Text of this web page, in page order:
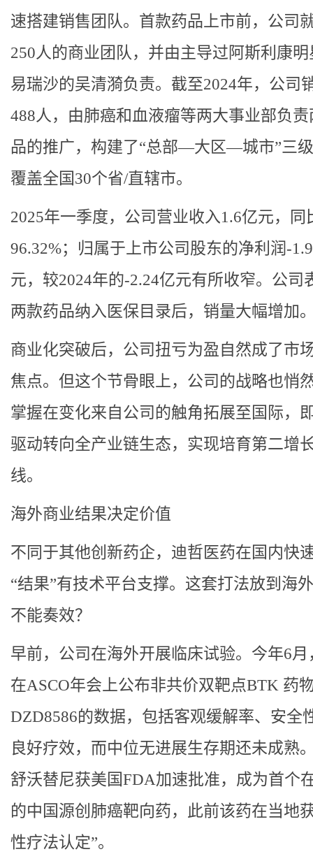
速搭建销售团队。首款药品上市前，公司
250人的商业团队，并由主导过阿斯利康
易瑞沙的吴清漪负责。截至2024年，公司
488人，由肺癌和血液瘤等两大事业部负
品的推广，构建了“总部—大区—城市”三
覆盖全国30个省/直辖市。
2025年一季度，公司营业收入1.6亿元，同
96.32%；归属于上市公司股东的净利润-
元，较2024年的-2.24亿元有所收窄。公司
两款药品纳入医保目录后，销量大幅增加
商业化突破后，公司扭亏为盈自然成了市
焦点。但这个节骨眼上，公司的战略也悄
掌握在变化来自公司的触角拓展至国际，
驱动转向全产业链生态，实现培育第二增
线。
海外商业结果决定价值
不同于其他创新药企，迪哲医药在国内快
“结果”有技术平台支撑。这套打法放到海
不能奏效？
早前，公司在海外开展临床试验。今年6月
在ASCO年会上公布非共价双靶点BTK 药
DZD8586的数据，包括客观缓解率、安全
良好疗效，而中位无进展生存期还未成熟
舒沃替尼获美国FDA加速批准，成为首个
的中国源创肺癌靶向药，此前该药在当地
性疗法认定”。